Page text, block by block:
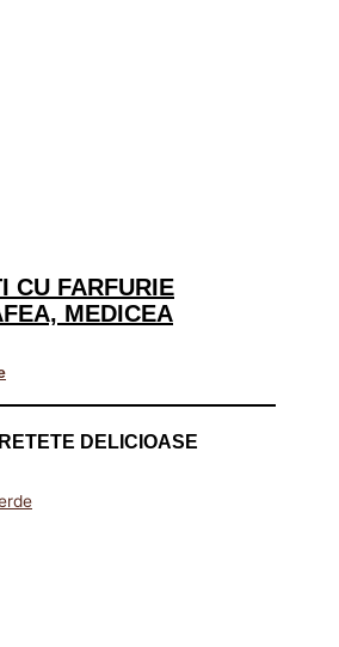
CU FARFURIE
MEDICEA
DELICIOASE